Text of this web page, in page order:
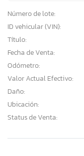
Número de lote:
ID vehicular (VIN):
Título:
Fecha de Venta:
Odómetro:
Valor Actual Efectivo:
Daño:
Ubicación:
Status de Venta: